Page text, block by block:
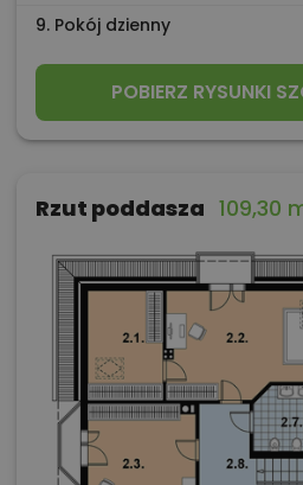
9. Pokój dzienny
POBIERZ RYSUNKI
Rzut poddasza 109,30